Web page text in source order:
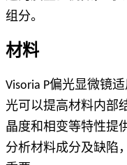
组分。
材料
Visoria P偏光显微镜
光可以提高材料内部
晶度和相变等特性提
分析材料成分及缺陷